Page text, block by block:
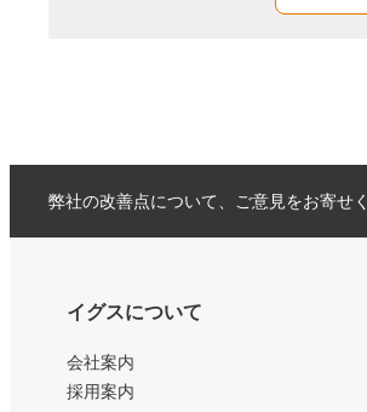
弊社の改善点について、ご意見をお寄せく
イグスについて
会社案内
採用案内